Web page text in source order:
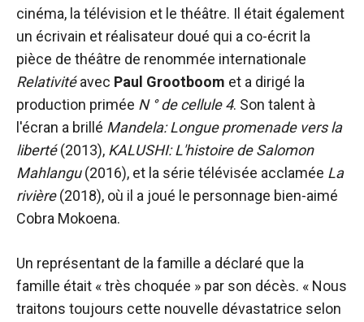
cinéma, la télévision et le théâtre. Il était également
un écrivain et réalisateur doué qui a co-écrit la
pièce de théâtre de renommée internationale
Relativitéavec Paul Grootboom et a dirigé la
production primée N ° de cellule 4. Son talent à
l'écran a brillé Mandela: Longue promenade vers la
liberté(2013), KALUSHI: L'histoire de Salomon
Mahlangu(2016), et la série télévisée acclamée La
rivière(2018), où il a joué le personnage bien-aimé
Cobra Mokoena.
Un représentant de la famille a déclaré que la
famille était « très choquée » par son décès. « Nous
traitons toujours cette nouvelle dévastatrice selon